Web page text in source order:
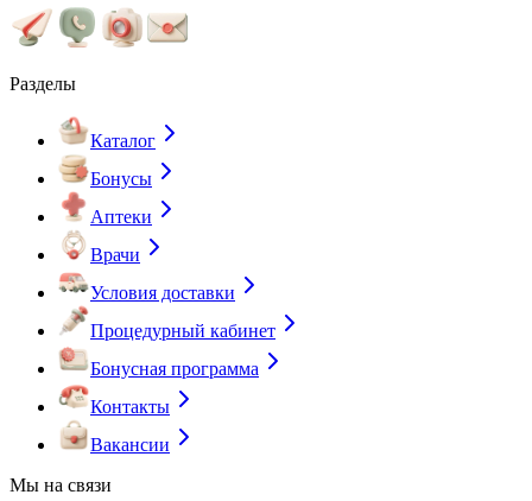
Разделы
Каталог
Бонусы
Аптеки
Врачи
Условия доставки
Процедурный кабинет
Бонусная программа
Контакты
Вакансии
Мы на связи